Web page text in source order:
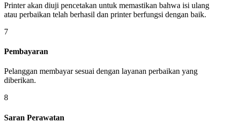
Printer akan diuji pencetakan untuk memastikan bahwa isi ulang
atau perbaikan telah berhasil dan printer berfungsi dengan baik.
7
Pembayaran
Pelanggan membayar sesuai dengan layanan perbaikan yang
diberikan.
8
Saran Perawatan